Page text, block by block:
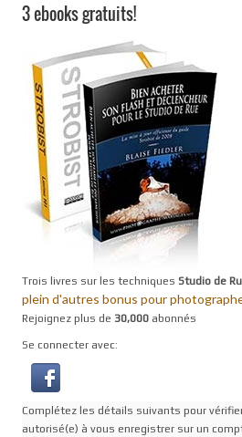
3 ebooks gratuits!
Trois livres sur les techniques Studio de
plein d'autres bonus pour
Rejoignez plus de 30,000 abonnés
Se connecter avec:
Complétez les détails suivants pour
autorisé(e) à vous enregistrer sur un